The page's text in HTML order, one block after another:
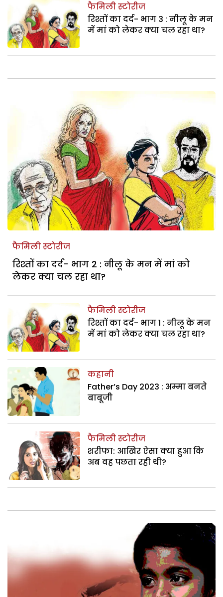
फैमिली स्टोरीज
रिश्तों का दर्द- भाग 3 : नीलू के मन
में मां को लेकर क्या चल रहा था?
फैमिली स्टोरीज
रिश्तों का दर्द- भाग 2 : नीलू के मन में मां को
लेकर क्या चल रहा था?
फैमिली स्टोरीज
रिश्तों का दर्द- भाग 1 : नीलू के मन
में मां को लेकर क्या चल रहा था?
कहानी
Father’s Day 2023 : अम्मा बनते
बाबूजी
फैमिली स्टोरीज
शरीफा: आखिर ऐसा क्या हुआ कि
अब वह पछता रही थी?